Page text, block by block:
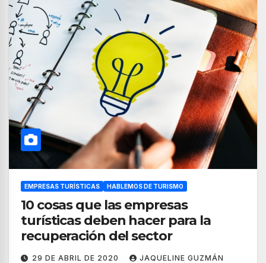
EMPRESAS TURÍSTICAS HABLEMOS DE TURISMO
10 cosas que las empresas
turísticas deben hacer para la
recuperación del sector
29 DE ABRIL DE 2020 JAQUELINE GUZMÁN